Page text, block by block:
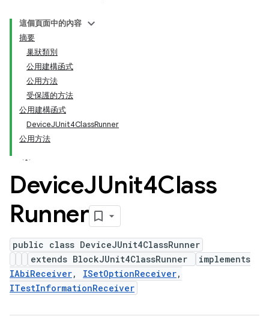
這個頁面中的內容
摘要
巢狀類別
公用建構函式
公用方法
受保護的方法
公用建構函式
DeviceJUnit4ClassRunner
公用方法
DeviceJUnit4Class
Runner
public class DeviceJUnit4ClassRunner
extends BlockJUnit4ClassRunner
implements
IAbiReceiver, ISetOptionReceiver,
ITestInformationReceiver